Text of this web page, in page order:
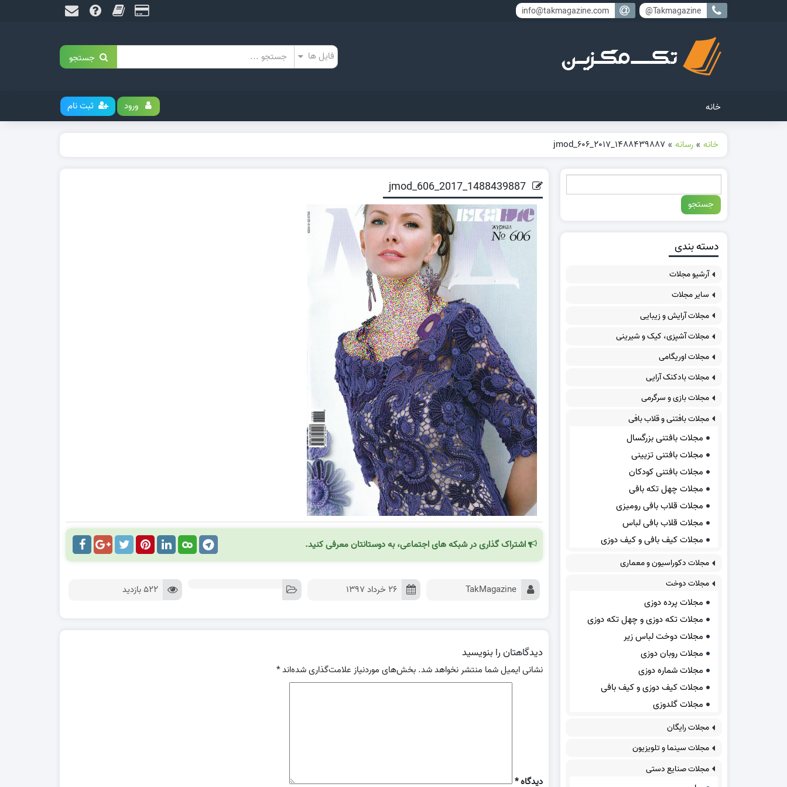
Takmagazine@
info@takmagazine.com
جستجو
خانه ورود ثبت نام
خانه » رسانه »
1488439887_jmod_606_2017
اشتراک گذاری در شبکه های اجتماعی، به دوستانتان معرفی کنید.
TakMagazine ۲۶ خرداد ۱۳۹۷ 522 بازدید
دیدگاهتان را بنویسید
نشانی ایمیل شما منتشر نخواهد شد. بخش‌های موردنیاز علامت‌گذاری شده‌اند*
دیدگاه*
دسته بندی
آرشیو مجلات
سایر مجلات
مجلات آرایش و زیبایی
مجلات آشپزی، کیک و شیرینی
مجلات اوریگامی
مجلات بادکنک آرایی
مجلات بازی و سرگرمی
مجلات بافتنی و قلاب بافی
مجلات بافتنی بزرگسال
مجلات بافتنی تزیینی
مجلات بافتنی کودکان
مجلات چهل تکه بافی
مجلات قلاب بافی رومیزی
مجلات قلاب بافی لباس
مجلات کیف بافی و کیف دوزی
مجلات دکوراسیون و معماری
مجلات دوخت
مجلات پرده دوزی
مجلات تکه دوزی و چهل تکه دوزی
مجلات دوخت لباس زیر
مجلات روبان دوزی
مجلات شماره دوزی
مجلات کیف دوزی و کیف بافی
مجلات گلدوزی
مجلات رایگان
مجلات سینما و تلویزیون
مجلات صنایع دستی